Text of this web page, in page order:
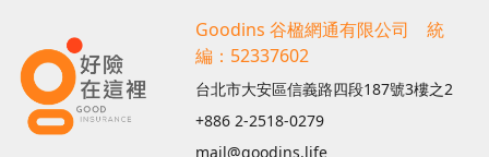
Goodins 谷楹網通有限公司 統
編：52337602
台北市大安區信義路四段187號3樓之2
+886 2-2518-0279
mail@goodins.life